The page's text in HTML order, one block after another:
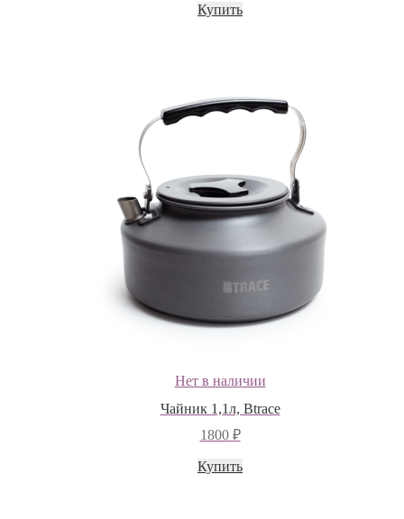
Купить
Нет в наличии
Чайник 1,1л, Btrace
1800 ₽
Купить